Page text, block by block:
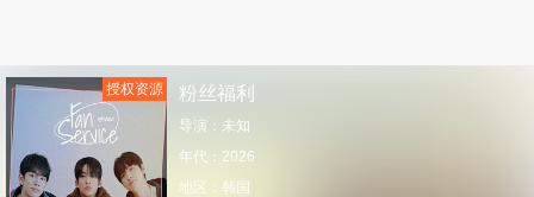
授权资源 粉丝福利
导演： 未知
年代： 2026
地区： 韩国